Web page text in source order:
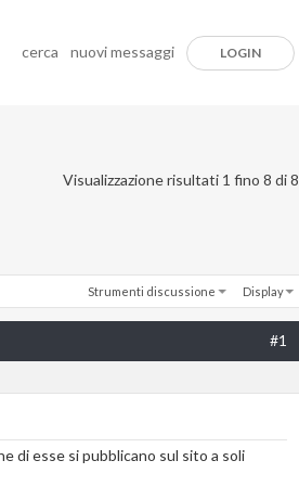
cerca nuovi messaggi LOGIN
Visualizzazione risultati 1 fino 8 di 8
Strumenti discussione Display
#1
di esse si pubblicano sul sito a soli